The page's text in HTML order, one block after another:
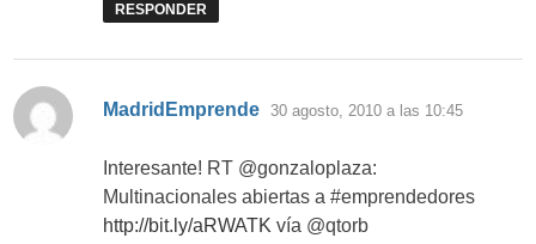
RESPONDER
MadridEmprende dice:
30 agosto, 2010 a las 10:45
Interesante! RT @gonzaloplaza:
Multinacionales abiertas a #emprendedores
http://bit.ly/aRWATK vía @qtorb